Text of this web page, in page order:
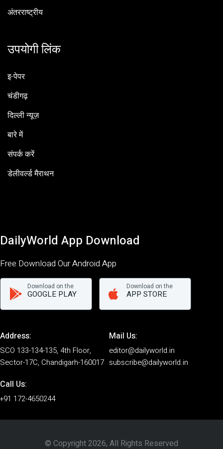
अंतरराष्ट्रीय
उपयोगी लिंक
इ-पेपर
चंडीगढ़
दिल्ली न्यूज़
बारे में
संपर्क करें
डेलीवर्ल्ड मैराथन
DailyWorld App Download
Free Download Our Android App
Download on the
GOOGLE PLAY
Download on the
APP STORE
Address:
SCO 133-134-135, 4th Floor,
Sector-17C, Chandigarh-160017
Mail Us:
editor@dailyworld.in
subscribe@dailyworld.in
Call Us:
+91 172-4650244
© Copyright 2026, All Rights Reserved